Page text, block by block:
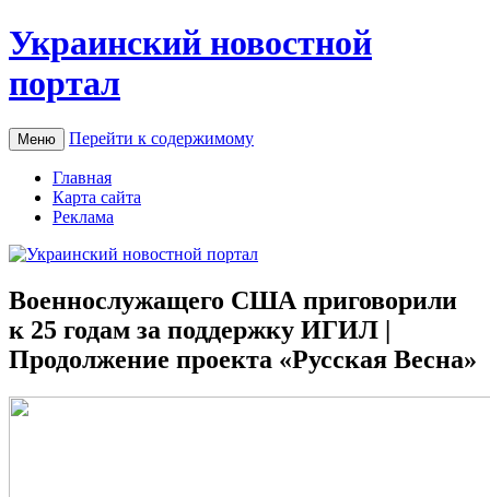
Украинский новостной
портал
Меню Перейти к содержимому
Главная
Карта сайта
Реклама
Военнослужащего США приговорили
к 25 годам за поддержку ИГИЛ |
Продолжение проекта «Русская Весна»